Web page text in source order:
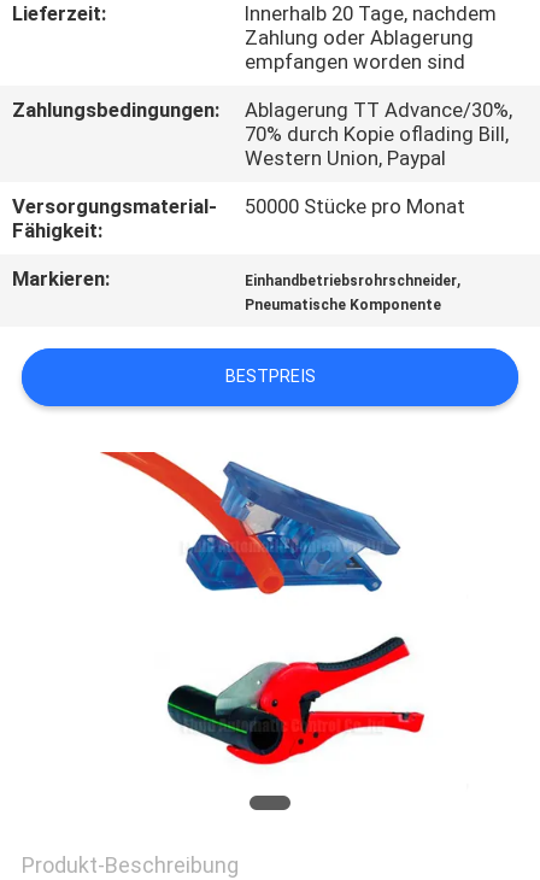
MIT
IN
VERBINDUNG
SIE EIN
ZITAT
Lieferzeit:
Innerhalb 20 Tage, nachdem
Zahlung oder Ablagerung
empfangen worden sind
Zahlungsbedingungen:
Ablagerung TT Advance/30%,
70% durch Kopie oflading Bill,
Western Union, Paypal
Versorgungsmaterial-
Fähigkeit:
50000 Stücke pro Monat
Markieren: Einhandbetriebsrohrschneider,
Pneumatische Komponente
BESTPREIS
Produkt-Beschreibung